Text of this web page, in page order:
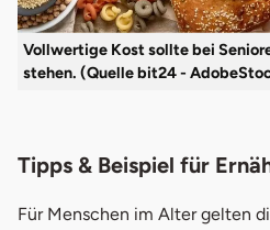
Vollwertige Kost sollte bei
stehen. (Quelle bit24 -
Tipps & Beispiel für
Für Menschen im Alter gelten